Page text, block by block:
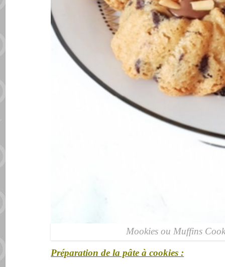
Mookies ou Muffins
Préparation de la pâte à cookies :